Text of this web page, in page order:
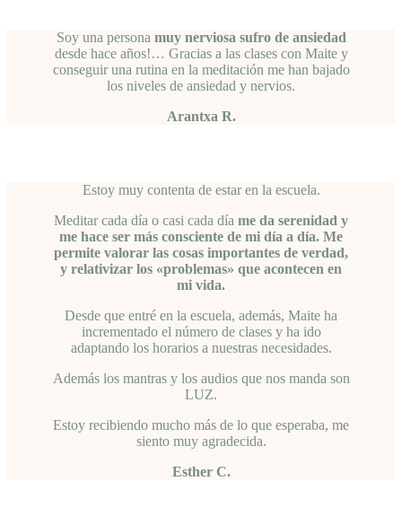
Soy una persona muy nerviosa sufro de ansiedad
desde hace años!… Gracias a las clases con Maite y
conseguir una rutina en la meditación me han bajado
los niveles de ansiedad y nervios.
Arantxa R.
Estoy muy contenta de estar en la escuela.
Meditar cada día o casi cada día me da serenidad y
me hace ser más consciente de mi día a día. Me
permite valorar las cosas importantes de verdad,
y relativizar los «problemas» que acontecen en
mi vida.
Desde que entré en la escuela, además, Maite ha
incrementado el número de clases y ha ido
adaptando los horarios a nuestras necesidades.
Además los mantras y los audios que nos manda son
LUZ.
Estoy recibiendo mucho más de lo que esperaba, me
siento muy agradecida.
Esther C.